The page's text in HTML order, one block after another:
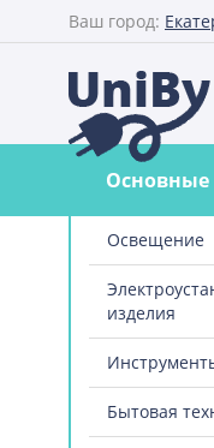
Ваш город:
Основные
Освещение
изделия
Бытовая